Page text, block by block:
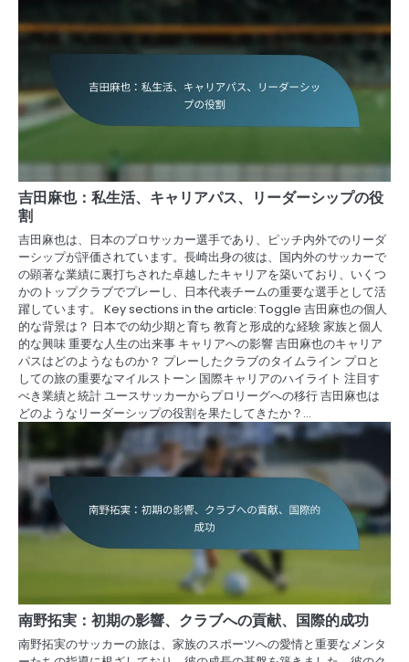
吉田麻也：私生活、キャリアパス、リーダーシップの役
割
吉田麻也は、日本のプロサッカー選手であり、ピッチ内外でのリーダ
ーシップが評価されています。長崎出身の彼は、国内外のサッカーで
の顕著な業績に裏打ちされた卓越したキャリアを築いており、いくつ
かのトップクラブでプレーし、日本代表チームの重要な選手として活
躍しています。 Key sections in the article: Toggle 吉田麻也の個人
的な背景は？ 日本での幼少期と育ち 教育と形成的な経験 家族と個人
的な興味 重要な人生の出来事 キャリアへの影響 吉田麻也のキャリア
パスはどのようなものか？ プレーしたクラブのタイムライン プロと
しての旅の重要なマイルストーン 国際キャリアのハイライト 注目す
べき業績と統計 ユースサッカーからプロリーグへの移行 吉田麻也は
どのようなリーダーシップの役割を果たしてきたか？…
南野拓実：初期の影響、クラブへの貢献、国際的成功
南野拓実のサッカーの旅は、家族のスポーツへの愛情と重要なメンタ